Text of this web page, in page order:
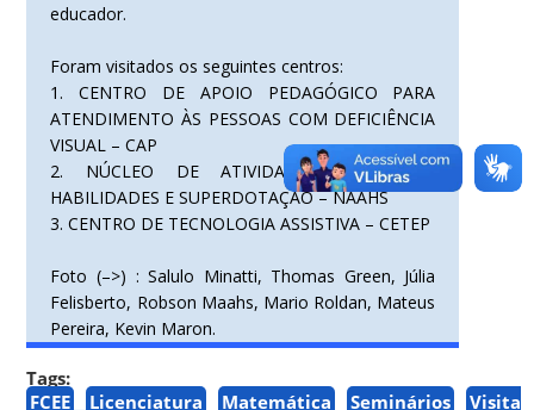
educador.
Foram visitados os seguintes centros:
1. CENTRO DE APOIO PEDAGÓGICO PARA
ATENDIMENTO ÀS PESSOAS COM DEFICIÊNCIA
VISUAL – CAP
2. NÚCLEO DE ATIVIDADES DE ALTAS
HABILIDADES E SUPERDOTAÇÃO – NAAHS
3. CENTRO DE TECNOLOGIA ASSISTIVA – CETEP
Foto (–>) : Salulo Minatti, Thomas Green, Júlia
Felisberto, Robson Maahs, Mario Roldan, Mateus
Pereira, Kevin Maron.
Tags:
FCEE
Licenciatura Matemática Seminários
Visita